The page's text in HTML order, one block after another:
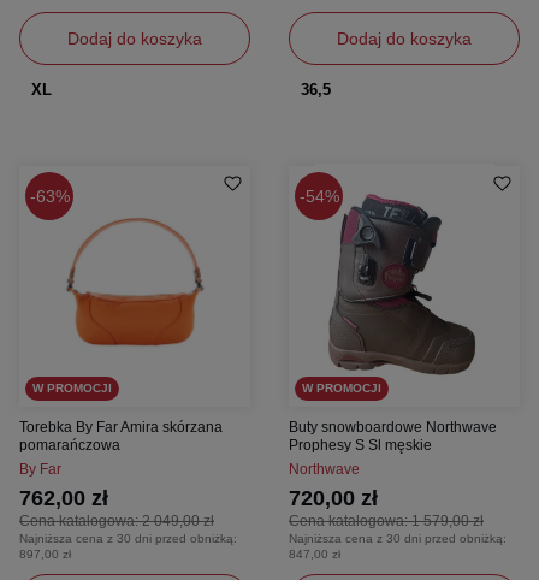
Dodaj do koszyka
XL
Dodaj do koszyka
36,5
63%
W PROMOCJI
Torebka By Far Amira skórzana
pomarańczowa
By Far
Cena katalogowa:2 049,00 zł
762,00 zł
Najniższa cena z 30 dni przed obniżką:
897,00 zł
54%
W PROMOCJI
Buty snowboardowe Northwave
Prophesy S Sl męskie
Northwave
Cena katalogowa:1 579,00 zł
720,00 zł
Najniższa cena z 30 dni przed obniżką:
847,00 zł